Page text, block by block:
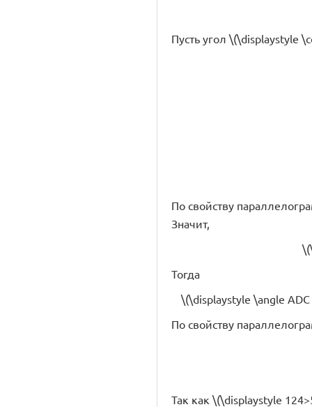
Пусть угол \(\displaystyle
По свойству
Значит,
Тогда
\(\displaystyle \angle
По свойству
Так как \(\displaystyle